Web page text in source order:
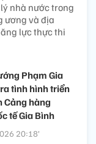
nhà nước trong
ương và địa
lực thực thi
Phạm Gia
tình hình triển
Cảng hàng
tế Gia Bình
20:18’